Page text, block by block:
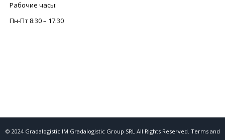
Рабочие часы:
Пн-Пт 8:30 – 17:30
© 2024 Gradalogistic IM Gradalogistic Group SRL All Rights Reserved. Terms and